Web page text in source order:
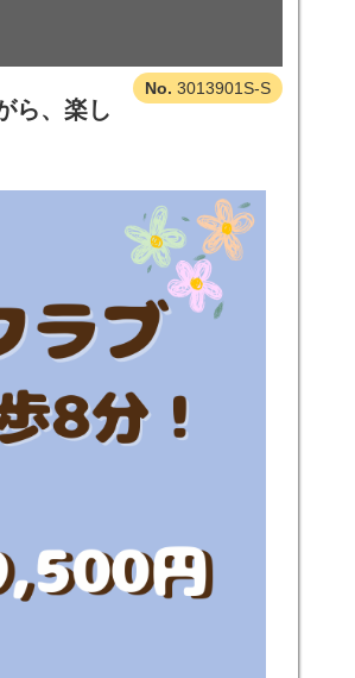
3013901S-S
ら、楽し